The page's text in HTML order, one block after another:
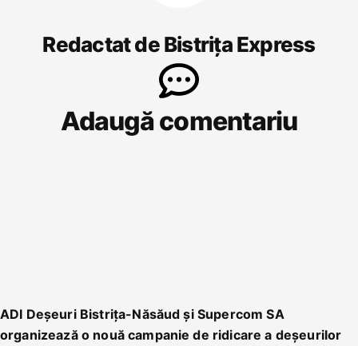
Redactat de Bistrița Express
Adaugă comentariu
ADI Deșeuri Bistrița-Năsăud și Supercom SA
organizează o nouă campanie de ridicare a deșeurilor